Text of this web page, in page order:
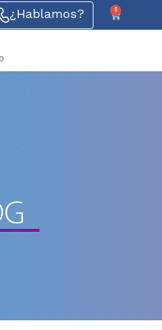
¿Hablamos? 0